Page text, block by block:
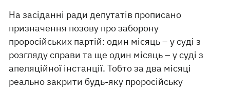
На засіданні ради депутатів прописано
призначення позову про заборону
проросійських партій: один місяць – у суді з
розгляду справи та ще один місяць – у суді з
апеляційної інстанції. Тобто за два місяці
реально закрити будь-яку проросійську